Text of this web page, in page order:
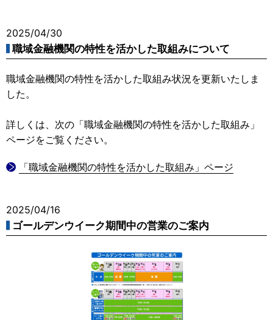
2025/04/30
職域金融機関の特性を活かした取組みについて
職域金融機関の特性を活かした取組み状況を更新いたしま
した。
詳しくは、次の「職域金融機関の特性を活かした取組み」
ページをご覧ください。
「職域金融機関の特性を活かした取組み」ページ
2025/04/16
ゴールデンウイーク期間中の営業のご案内